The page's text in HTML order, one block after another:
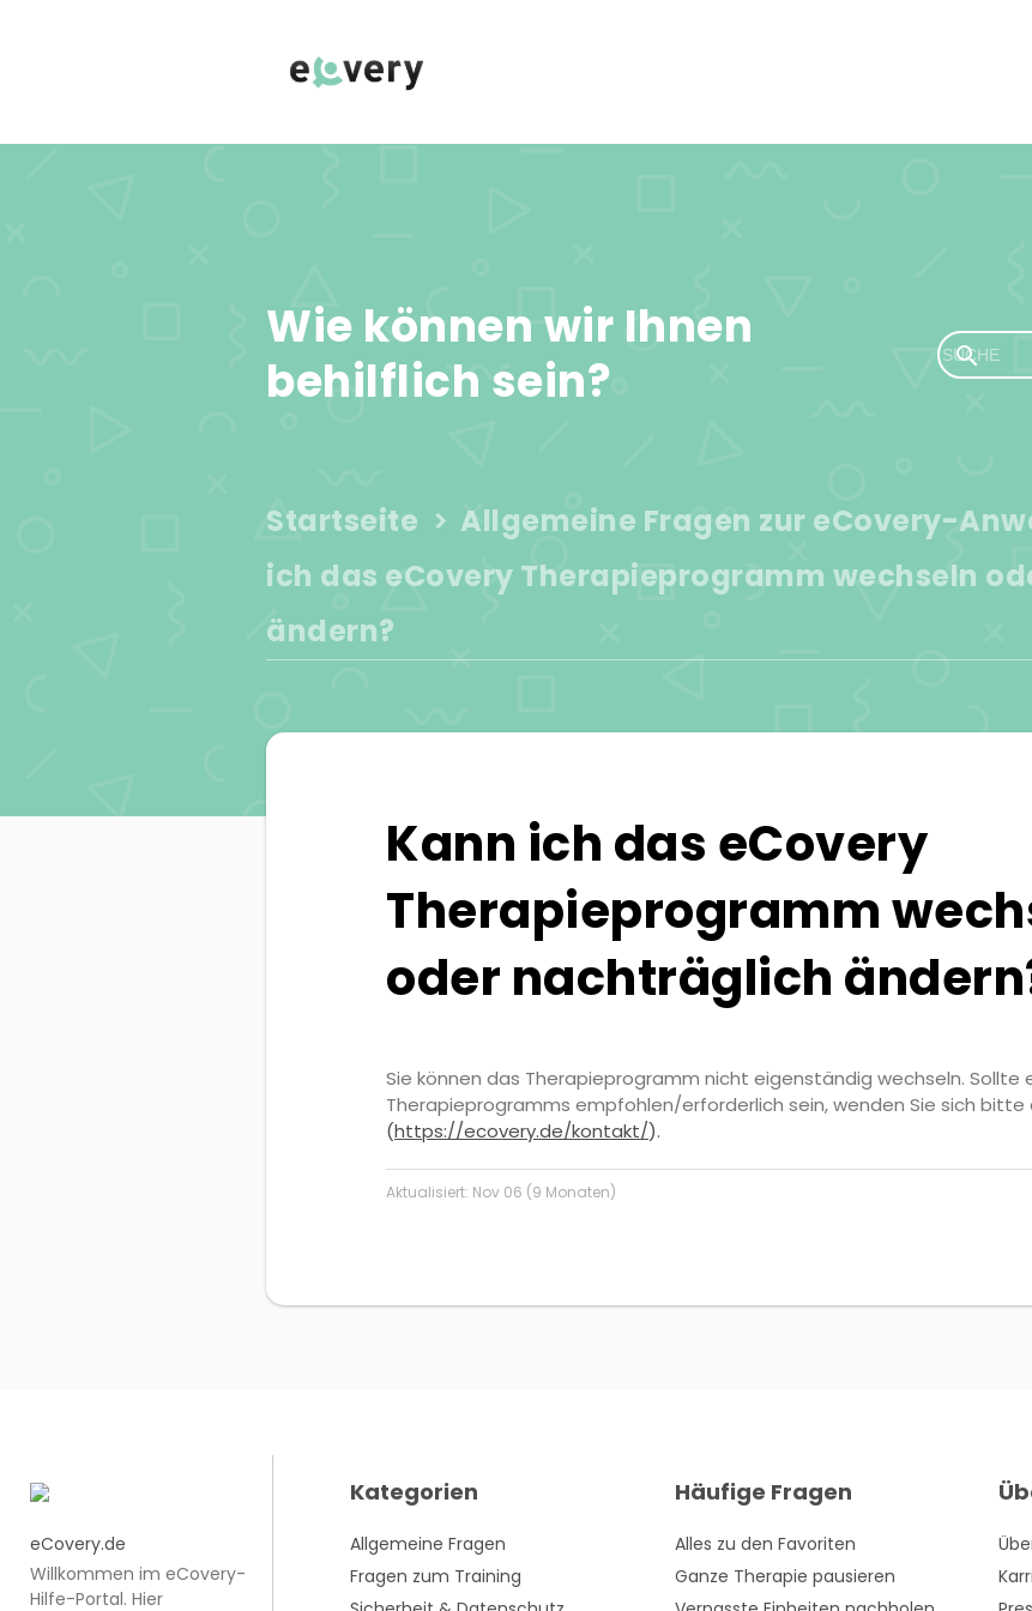
Wie können wir Ihnen
behilflich sein?
Startseite Allgemeine Fragen zur eCovery-
ich das eCovery Therapieprogramm wechseln
ändern?
Kann ich das eCovery
Therapieprogramm
oder nachträglich
Sie können das Therapieprogramm nicht eigenständig wechseln. Sollte
Therapieprogramms empfohlen/erforderlich sein, wenden Sie sich bitte
(https://ecovery.de/kontakt/).
Aktualisiert: Nov 06 (9 Monaten)
eCovery.de
Willkommen im eCovery-
Hilfe-Portal. Hier
Kategorien
Allgemeine Fragen
Fragen zum Training
Häufige Fragen
Alles zu den Favoriten
Ganze Therapie pausieren